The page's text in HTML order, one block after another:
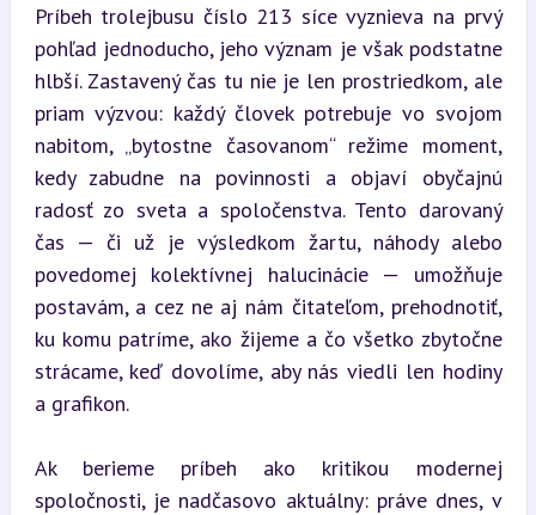
Príbeh trolejbusu číslo 213 síce vyznieva na prvý
pohľad jednoducho, jeho význam je však podstatne
hlbší. Zastavený čas tu nie je len prostriedkom, ale
priam výzvou: každý človek potrebuje vo svojom
nabitom, „bytostne časovanom“ režime moment,
kedy zabudne na povinnosti a objaví obyčajnú
radosť zo sveta a spoločenstva. Tento darovaný
čas — či už je výsledkom žartu, náhody alebo
povedomej kolektívnej halucinácie — umožňuje
postavám, a cez ne aj nám čitateľom, prehodnotiť,
ku komu patríme, ako žijeme a čo všetko zbytočne
strácame, keď dovolíme, aby nás viedli len hodiny
a grafikon.
Ak berieme príbeh ako kritikou modernej
spoločnosti, je nadčasovo aktuálny: práve dnes, v